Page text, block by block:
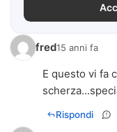
fred15 anni fa
E questo vi fa
Rispondi